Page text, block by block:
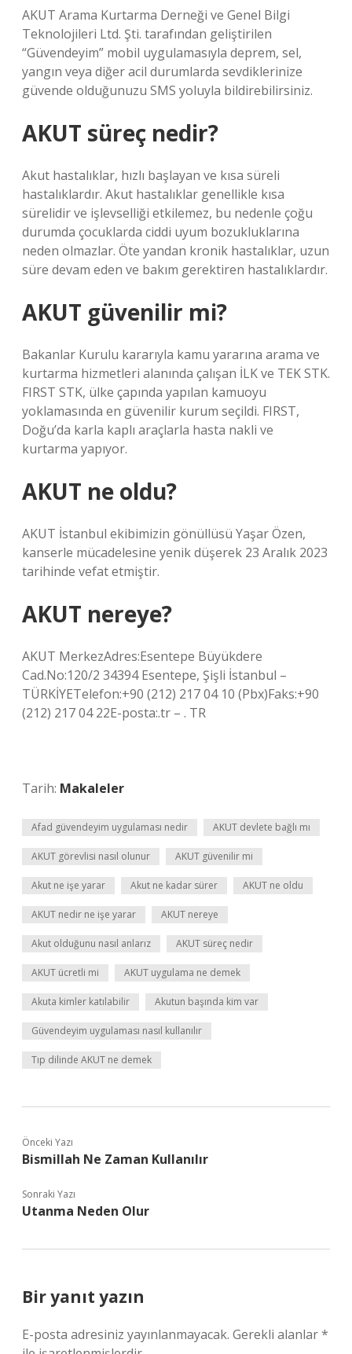
AKUT Arama Kurtarma Derneği ve Genel Bilgi
Teknolojileri Ltd. Şti. tarafından geliştirilen
“Güvendeyim” mobil uygulamasıyla deprem, sel,
yangın veya diğer acil durumlarda sevdiklerinize
güvende olduğunuzu SMS yoluyla bildirebilirsiniz.
AKUT süreç nedir?
Akut hastalıklar, hızlı başlayan ve kısa süreli
hastalıklardır. Akut hastalıklar genellikle kısa
sürelidir ve işlevselliği etkilemez, bu nedenle çoğu
durumda çocuklarda ciddi uyum bozukluklarına
neden olmazlar. Öte yandan kronik hastalıklar, uzun
süre devam eden ve bakım gerektiren hastalıklardır.
AKUT güvenilir mi?
Bakanlar Kurulu kararıyla kamu yararına arama ve
kurtarma hizmetleri alanında çalışan İLK ve TEK STK.
FIRST STK, ülke çapında yapılan kamuoyu
yoklamasında en güvenilir kurum seçildi. FIRST,
Doğu’da karla kaplı araçlarla hasta nakli ve
kurtarma yapıyor.
AKUT ne oldu?
AKUT İstanbul ekibimizin gönüllüsü Yaşar Özen,
kanserle mücadelesine yenik düşerek 23 Aralık 2023
tarihinde vefat etmiştir.
AKUT nereye?
AKUT MerkezAdres:Esentepe Büyükdere
Cad.No:120/2 34394 Esentepe, Şişli İstanbul –
TÜRKİYETelefon:+90 (212) 217 ​​04 10 (Pbx)Faks:+90
(212) 217 ​​​​04 22E-posta:.tr – . TR
Tarih: Makaleler
Afad güvendeyim uygulaması nedir AKUT devlete bağlı mı
AKUT görevlisi nasıl olunur AKUT güvenilir mi
Akut ne işe yarar Akut ne kadar sürer AKUT ne oldu
AKUT nedir ne işe yarar AKUT nereye
Akut olduğunu nasıl anlarız AKUT süreç nedir
AKUT ücretli mi AKUT uygulama ne demek
Akuta kimler katılabilir Akutun başında kim var
Güvendeyim uygulaması nasıl kullanılır
Tıp dilinde AKUT ne demek
Önceki Yazı
Bismillah Ne Zaman Kullanılır
Sonraki Yazı
Utanma Neden Olur
Bir yanıt yazın
E-posta adresiniz yayınlanmayacak. Gerekli alanlar*